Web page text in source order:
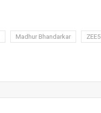
Madhur Bhandarkar ZEE5